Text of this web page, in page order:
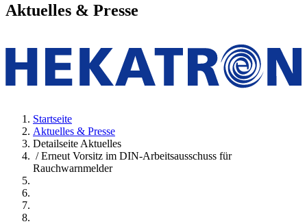
Aktuelles & Presse
Startseite
Aktuelles & Presse
Detailseite Aktuelles
/ Erneut Vorsitz im DIN-Arbeitsausschuss für
Rauchwarnmelder